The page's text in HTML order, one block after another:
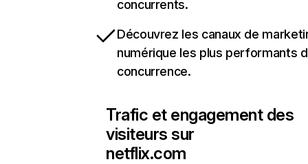
concurrents.
Découvrez les canaux de
numérique les plus performants
concurrence.
Trafic et engagement des
visiteurs sur
netflix.com